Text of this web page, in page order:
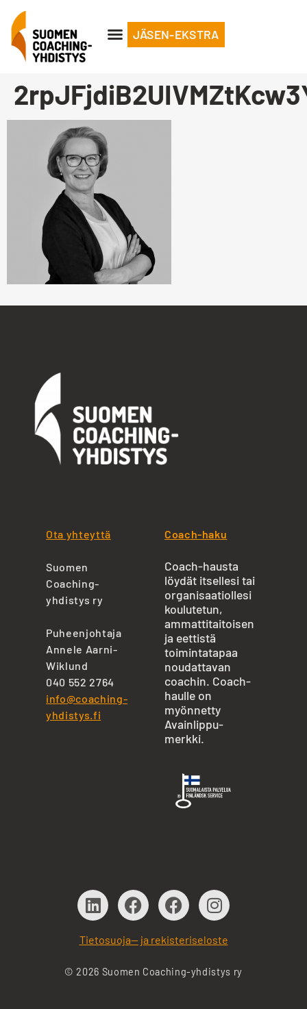
JÄSEN-EKSTRA
Ota yhteyttä
Suomen
Coaching-
yhdistys ry
Puheenjohtaja
Annele Aarni-
Wiklund
040 552 2764
info@coaching-
yhdistys.fi
Coach-haku
Coach-hausta
löydät itsellesi tai
organisaatiollesi
koulutetun,
ammattitaitoisen
ja eettistä
toimintatapaa
noudattavan
coachin. Coach-
haulle on
myönnetty
Avainlippu-
merkki.
Tietosuoja— ja rekisteriseloste
© 2026 Suomen Coaching-yhdistys ry